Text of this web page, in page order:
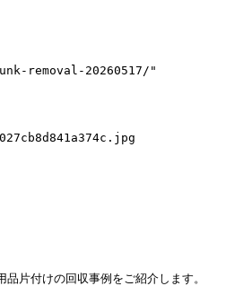
removal-20260517/"
片付けの回収事例をご紹介します。